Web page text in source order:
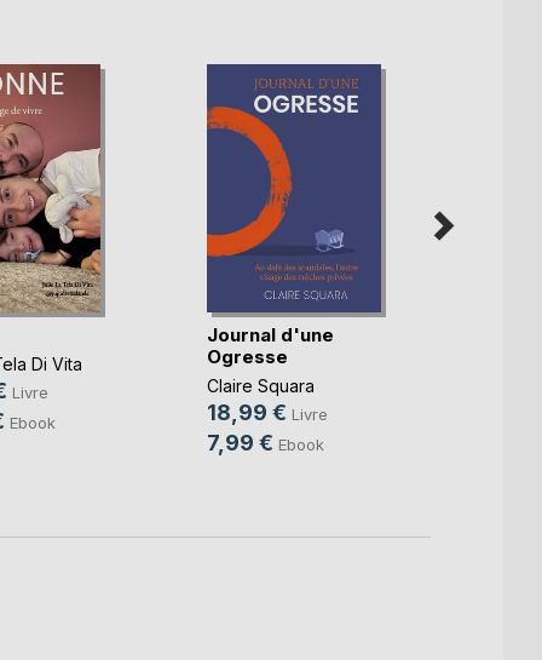
Di Vita
Livre
Ebook
Journal d'une
Ogresse
Claire Squara
18,99 € Livre
7,99 € Ebook